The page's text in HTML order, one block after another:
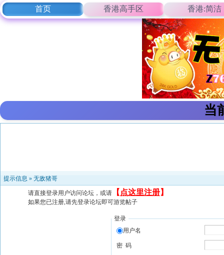
首页 香港高手区 香港:简洁
当
提示信息 » 无敌猪哥
请直接登录用户访问论坛，或请 【 点这里注册】
如果您已注册,请先登录论坛即可游览帖子
登录
用户名
密 码